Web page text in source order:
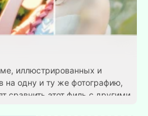
иллюстрированных и
на одну и ту же фотографию,
сравнить этот филь с другими